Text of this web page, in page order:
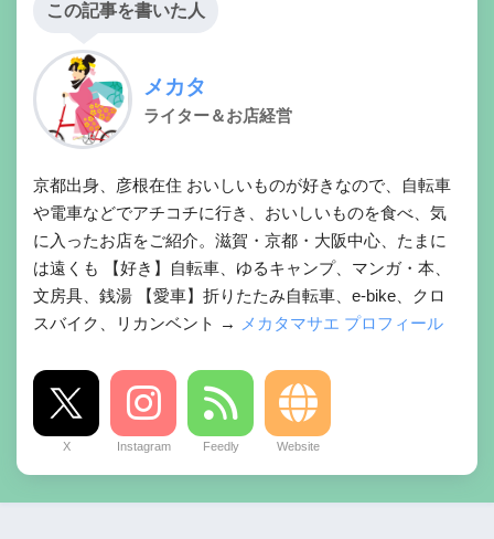
この記事を書いた人
メカタ
ライター＆お店経営
京都出身、彦根在住 おいしいものが好きなので、自転車
や電車などでアチコチに行き、おいしいものを食べ、気
に入ったお店をご紹介。滋賀・京都・大阪中心、たまに
は遠くも 【好き】自転車、ゆるキャンプ、マンガ・本、
文房具、銭湯 【愛車】折りたたみ自転車、e-bike、クロ
スバイク、リカンベント → メカタマサエ プロフィール
X Instagram Feedly Website